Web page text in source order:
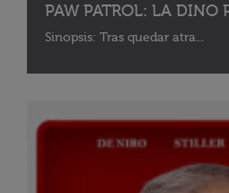
PAW PATROL: LA DINO
Sinopsis: Tras quedar atra...